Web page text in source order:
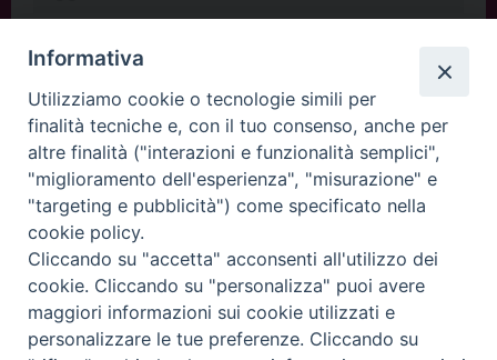
INVIA
Informativa
Utilizziamo cookie o tecnologie simili per
finalità tecniche e, con il tuo consenso, anche per
altre finalità ("interazioni e funzionalità semplici",
"miglioramento dell'esperienza", "misurazione" e
"targeting e pubblicità") come specificato nella
cookie policy.
Cliccando su "accetta" acconsenti all'utilizzo dei
cookie. Cliccando su "personalizza" puoi avere
maggiori informazioni sui cookie utilizzati e
personalizzare le tue preferenze. Cliccando su